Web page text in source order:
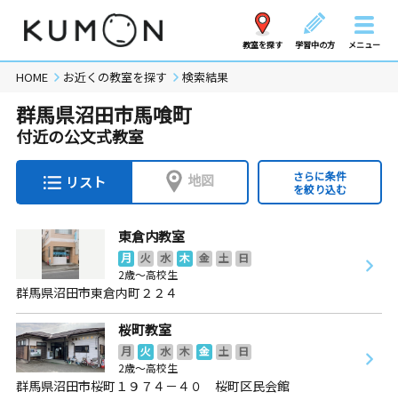
教室を探す 学習中の方 メニュー
HOME お近くの教室を探す 検索結果
群馬県沼田市馬喰町
付近の公文式教室
リスト 地図
さらに条件
を絞り込む
東倉内教室
月 火 水 木 金 土
日
2歳～高校生
群馬県沼田市東倉内町２２４
桜町教室
月 火 水 木 金 土
日
2歳～高校生
群馬県沼田市桜町１９７４－４０ 桜町区民会館